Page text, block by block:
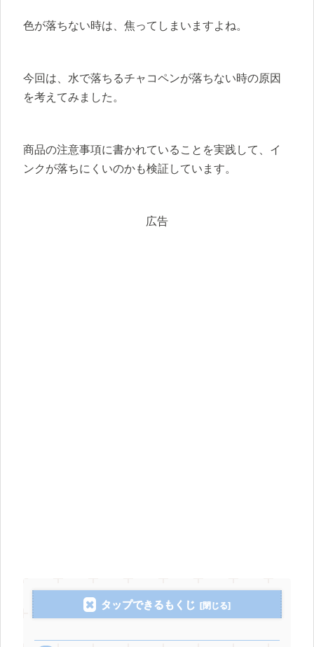
色が落ちない時は、焦ってしまいますよね。
今回は、水で落ちるチャコペンが落ちない時の原因
を考えてみました。
商品の注意事項に書かれていることを実践して、イ
ンクが落ちにくいのかも検証しています。
広告
タップできるもくじ